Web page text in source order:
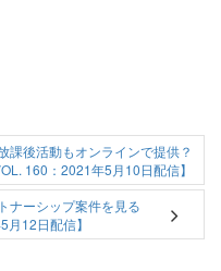
課後活動もオンラインで提供？
160：2021年5月10日配信】
ナーシップ案件を見る
月12日配信】